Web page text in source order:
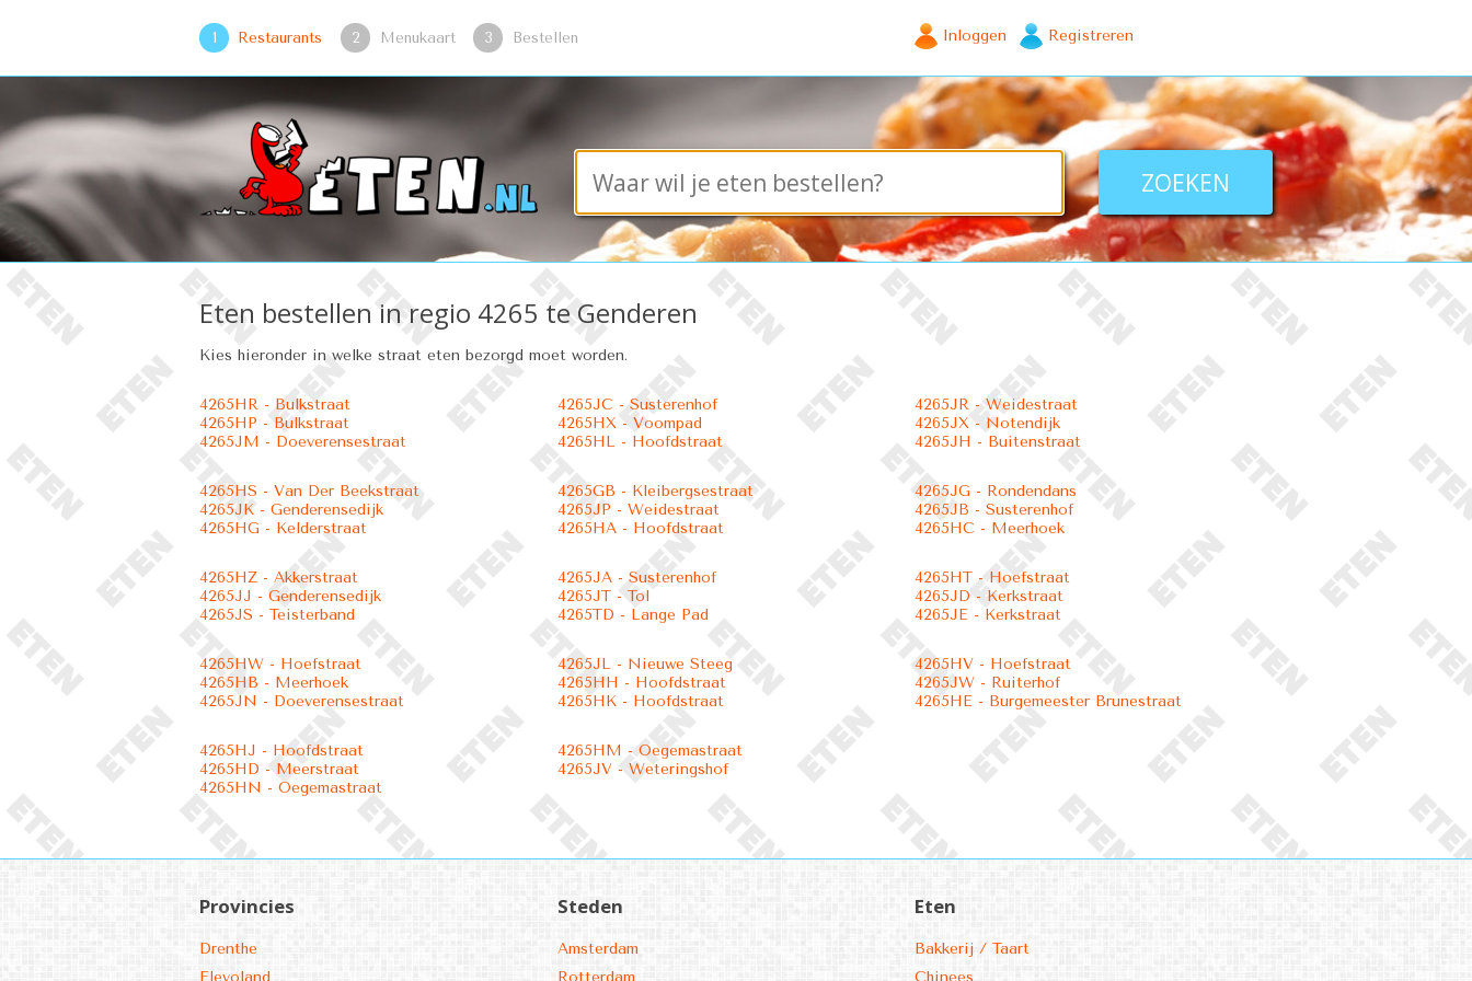
1 Restaurants 2 Menukaart 3 Bestellen Inloggen Registreren
Eten bestellen in regio 4265 te Genderen
Kies hieronder in welke straat eten bezorgd moet worden.
4265HR - Bulkstraat
4265HP - Bulkstraat
4265JM - Doeverensestraat
4265JC - Susterenhof
4265HX - Voompad
4265HL - Hoofdstraat
4265JR - Weidestraat
4265JX - Notendijk
4265JH - Buitenstraat
4265HS - Van Der Beekstraat
4265JK - Genderensedijk
4265HG - Kelderstraat
4265GB - Kleibergsestraat
4265JP - Weidestraat
4265HA - Hoofdstraat
4265JG - Rondendans
4265JB - Susterenhof
4265HC - Meerhoek
4265HZ - Akkerstraat
4265JJ - Genderensedijk
4265JS - Teisterband
4265JA - Susterenhof
4265JT - Tol
4265TD - Lange Pad
4265HT - Hoefstraat
4265JD - Kerkstraat
4265JE - Kerkstraat
4265HW - Hoefstraat
4265HB - Meerhoek
4265JN - Doeverensestraat
4265JL - Nieuwe Steeg
4265HH - Hoofdstraat
4265HK - Hoofdstraat
4265HV - Hoefstraat
4265JW - Ruiterhof
4265HE - Burgemeester Brunestraat
4265HJ - Hoofdstraat
4265HD - Meerstraat
4265HN - Oegemastraat
4265HM - Oegemastraat
4265JV - Weteringshof
Provincies
Drenthe
Steden
Amsterdam
Eten
Bakkerij / Taart